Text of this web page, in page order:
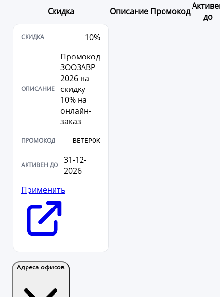
Скидка Описание Промокод
до
10%
Промокод
ЗООЗАВР
2026 на
скидку
10% на
онлайн-
заказ.
ВЕТЕРОК
31-12-
2026
Применить
Адреса офисов